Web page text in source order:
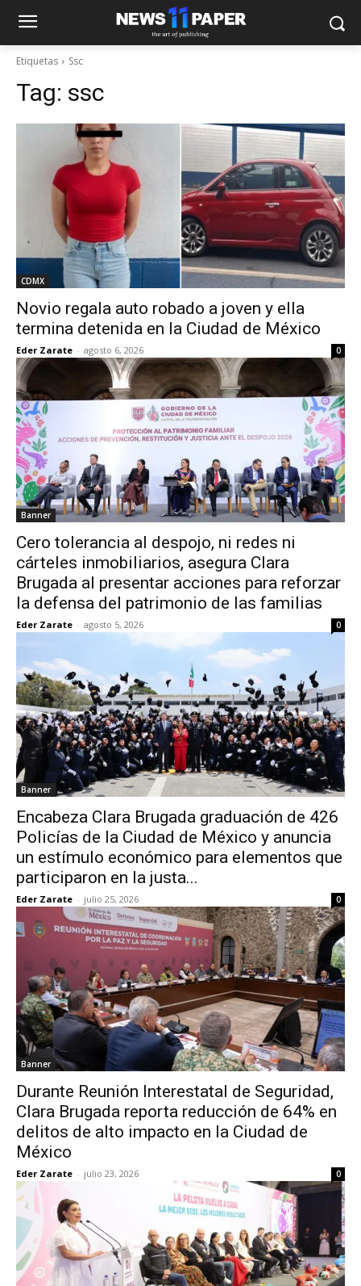
Etiquetas Ssc
Tag: ssc
CDMX
Novio regala auto robado a joven y ella
termina detenida en la Ciudad de México
Eder Zarate - agosto 6, 2026 0
Banner
Cero tolerancia al despojo, ni redes ni
cárteles inmobiliarios, asegura Clara
Brugada al presentar acciones para reforzar
la defensa del patrimonio de las familias
Eder Zarate - agosto 5, 2026 0
Banner
Encabeza Clara Brugada graduación de 426
Policías de la Ciudad de México y anuncia
un estímulo económico para elementos que
participaron en la justa...
Eder Zarate - julio 25, 2026 0
Banner
Durante Reunión Interestatal de Seguridad,
Clara Brugada reporta reducción de 64% en
delitos de alto impacto en la Ciudad de
México
Eder Zarate - julio 23, 2026 0